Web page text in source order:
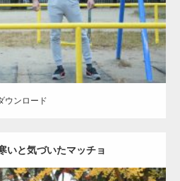
ウンロード
いと気づいたマッチョ